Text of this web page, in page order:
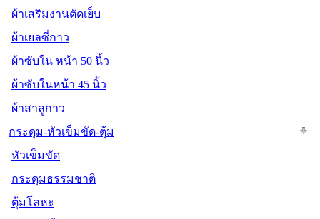
ผ้าเสริมงานตัดเย็บ
ผ้าเยลซี่กาว
ผ้าซับใน หน้า 50 นิ้ว
ผ้าซับในหน้า 45 นิ้ว
ผ้าสาลูกาว
กระดุม-หัวเข็มขัด-ตุ้ม
หัวเข็มขัด
กระดุมธรรมชาติ
ตุ้มโลหะ